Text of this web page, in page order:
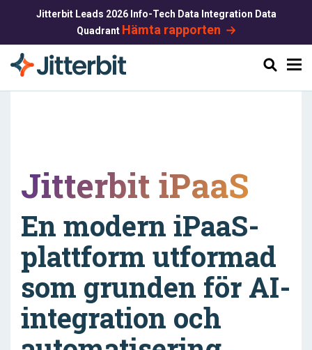
Sök
Jitterbit Leads 2026 Info-Tech Data Integration Data
Quadrant Hämta rapporten
Jitterbit iPaaS
En modern iPaaS-
plattform utformad
som grunden för AI-
integration och